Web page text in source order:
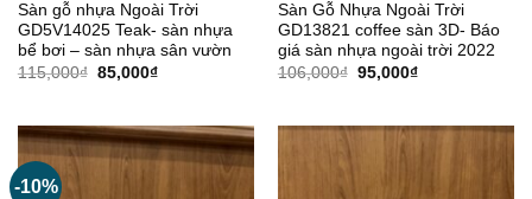
Sàn gỗ nhựa Ngoài Trời
GD5V14025 Teak- sàn nhựa
bể bơi – sàn nhựa sân vườn
115,000₫ Giá
85,000₫Giá
85,000₫.
Sàn Gỗ Nhựa Ngoài Trời
GD13821 coffee sàn 3D- Báo
giá sàn nhựa ngoài trời 2022
106,000₫ Giá
95,000₫Giá
95,000₫.
-10%